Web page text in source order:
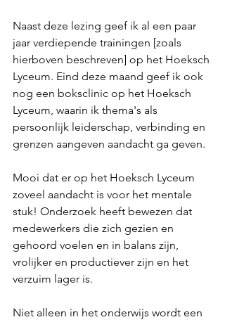
Naast deze lezing geef ik al een paar
jaar verdiepende trainingen [zoals
hierboven beschreven] op het Hoeksch
Lyceum. Eind deze maand geef ik ook
nog een boksclinic op het Hoeksch
Lyceum, waarin ik thema's als
persoonlijk leiderschap, verbinding en
grenzen aangeven aandacht ga geven.
Mooi dat er op het Hoeksch Lyceum
zoveel aandacht is voor het mentale
stuk! Onderzoek heeft bewezen dat
medewerkers die zich gezien en
gehoord voelen en in balans zijn,
vrolijker en productiever zijn en het
verzuim lager is.
Niet alleen in het onderwijs wordt een